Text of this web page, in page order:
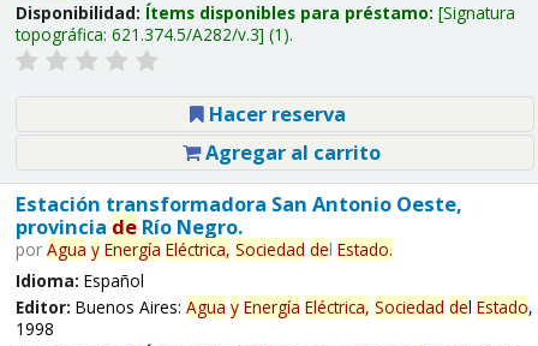
Disponibilidad: Ítems disponibles para préstamo: Signatura
topográfica: 621.374.5/A282/v.3 (1).
Hacer reserva
Agregar al carrito
Estación transformadora San Antonio Oeste,
provincia deRío Negro.
por Agua y Energía Eléctrica, Sociedad del Estado.
Idioma: Español
Editor: Buenos Aires: Agua y Energía Eléctrica, Sociedad del Estado,
1998